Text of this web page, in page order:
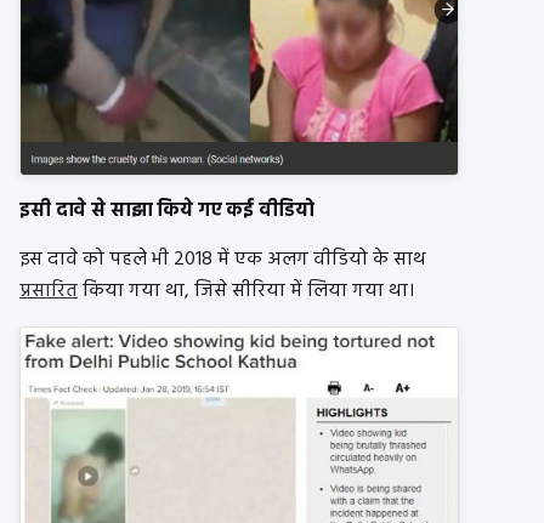
इसी दावे से साझा किये गए कई वीडियो
इस दावे को पहले भी 2018 में एक अलग वीडियो के साथ
प्रसारितकिया गया था, जिसे सीरिया में लिया गया था।